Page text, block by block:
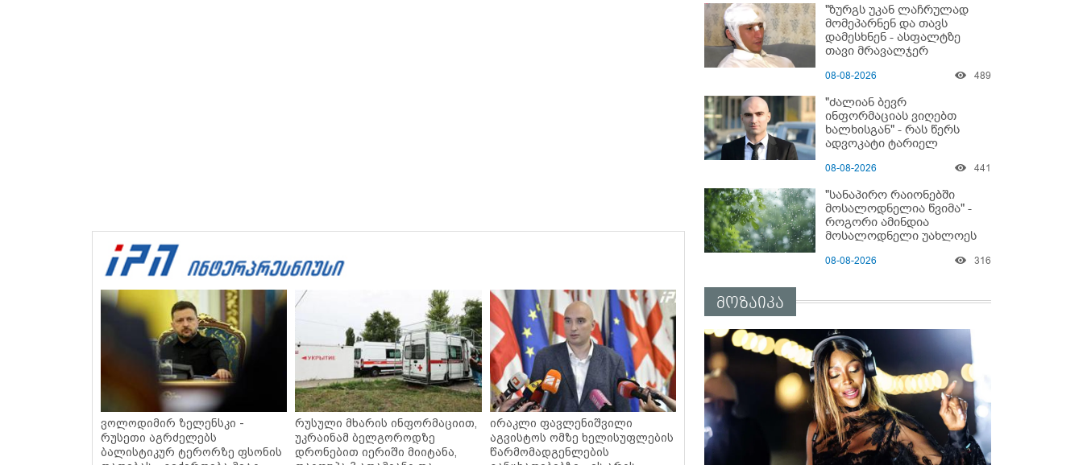
ვოლოდიმირ ზელენსკი -
რუსეთი აგრძელებს
ბალისტიკურ ტერორზე ფსონის
რუსული მხარის ინფორმაციით,
უკრაინამ ბელგოროდზე
დრონებით იერიში მიიტანა,
ირაკლი ფავლენიშვილი
აგვისტოს ომზე ხელისუფლების
წარმომადგენლების
"ზურგს უკან ლაჩრულად
მომეპარნენ და თავს
დამესხნენ - ასფალტზე
თავი მრავალჯერ
ჰყვება კურიერი, რომელსაც
სასტიკად გაუსწორდნენ?
08-08-2026 489
"ძალიან ბევრ
ინფორმაციას ვიღებთ
ხალხისგან" - რას წერს
ადვოკატი ტარიელ
08-08-2026 441
"სანაპირო რაიონებში
მოსალოდნელია წვიმა" -
როგორი ამინდია
მოსალოდნელი უახლოეს
08-08-2026 316
მოზაიკა